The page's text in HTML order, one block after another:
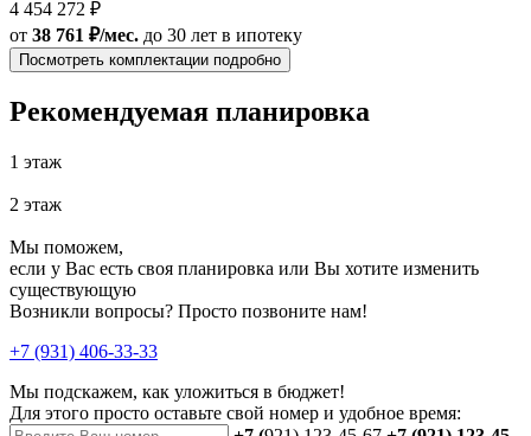
4 454 272 ₽
от 38 761 ₽/мес. до 30 лет в ипотеку
Посмотреть комплектации подробно
Рекомендуемая планировка
1 этаж
2 этаж
Мы поможем,
если у Вас есть своя планировка или Вы хотите изменить
существующую
Возникли вопросы? Просто позвоните нам!
+7 (931) 406-33-33
Мы подскажем, как уложиться в бюджет!
Для этого просто оставьте свой номер и удобное время: